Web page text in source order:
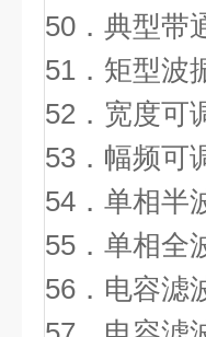
50．典型带
51．矩型波
52．宽度可
53．幅频可
54．单相半
55．单相全
56．电容滤